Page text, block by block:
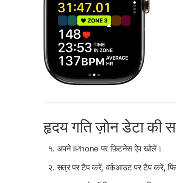
हृदय गति ज़ोन डेटा की
अपने iPhone पर फ़िटनेस ऐप खोलें।
सत्र पर टैप करें, वर्कआउट पर टैप करें,